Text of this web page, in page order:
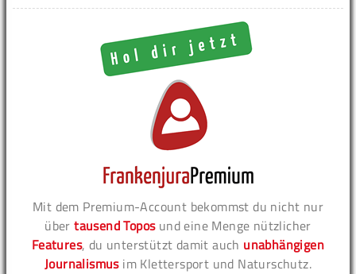
Mit dem Premium-Account bekommst du nicht nur
übertausend Toposund eine Menge nützlicher
Features, du unterstützt damit auch unabhängigen
Journalismusim Klettersport und Naturschutz.